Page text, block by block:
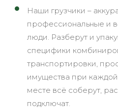
Наши грузчики –
профессиональные и
люди. Разберут и
специфики
транспортировки,
имущества при
месте всё соберут,
подключат.